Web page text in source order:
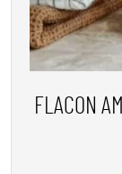
FLACON